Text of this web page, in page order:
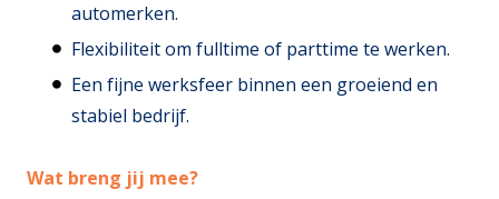
automerken.
Flexibiliteit om fulltime of parttime te werken.
Een fijne werksfeer binnen een groeiend en
stabiel bedrijf.
Wat breng jij mee?